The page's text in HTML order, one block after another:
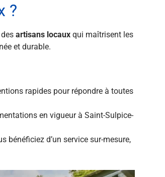
?
artisans locauxqui maîtrisent les
et durable.
rapides pour répondre à toutes
en vigueur à Saint-Sulpice-
bénéficiez d’un service sur-mesure,